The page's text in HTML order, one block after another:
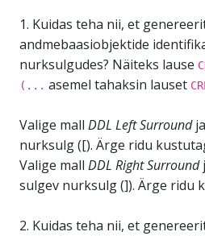
1. Kuidas teha nii, et
andmebaasiobjektide
nurksulgudes? Näiteks lause
(... asemel tahaksin lauset
Valige mall DDL Left Surround
nurksulg ([). Ärge ridu
Valige mall DDL Right Surround
sulgev nurksulg (]). Ärge ridu
2. Kuidas teha nii, et